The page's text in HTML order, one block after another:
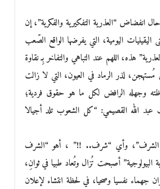
انفضاض “العذرية التفكيرية والفكرية”، إن
اليومية، التي يفرضها الواقع الصّعب
هذه، اللهم عند التباهي والتفاخر بِـ نقاوة
لذر الرماد في العيون، التي لا زالت
وجهله الرافض لكل ما هو حقوق فردية؛
الله القصيمي: “كل الشعوب تلد أجيالا
الشرف”، وأي “شرف.. !!” ، أهو “الشرف
أصبحت تُزال وتُعاد طبيا في ثوانِ،
نفسيا وصحيا، في لحظة انتشاء لإعلان